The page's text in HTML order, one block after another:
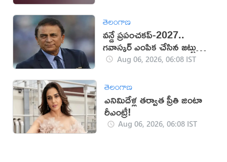
తెలంగాణ
వన్డే ప్రపంచకప్‌-2027..
గవాస్కర్ ఎంపిక చేసిన జట్టు
ఇదే!Aug 06, 2026, 06:08 IST
తెలంగాణ
ఎనిమిదేళ్ల తర్వాత ప్రీతి జింటా
రీఎంట్రీ!
Aug 06, 2026, 06:08 IST